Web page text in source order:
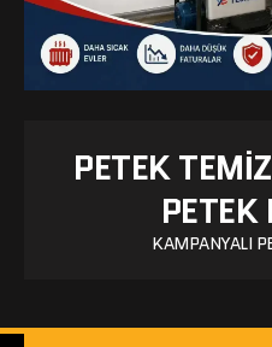
PETEK
KAMPANYALI